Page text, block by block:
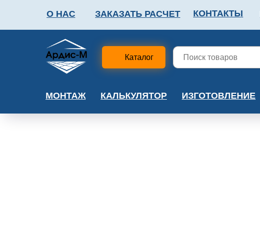
О НАС ЗАКАЗАТЬ РАСЧЕТ КОНТАКТЫ
ФАЛЬШПОЛ
Каталог
МОНТАЖ КАЛЬКУЛЯТОР ИЗГОТОВЛЕНИЕ